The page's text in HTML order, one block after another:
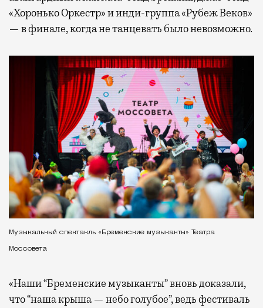
«Хоронько Оркестр» и инди-группа «Рубеж Веков»
— в финале, когда не танцевать было невозможно.
Музыкальный спектакль «Бременские музыканты» Театра
Моссовета
«Наши “Бременские музыканты” вновь доказали,
что “наша крыша — небо голубое”, ведь фестиваль